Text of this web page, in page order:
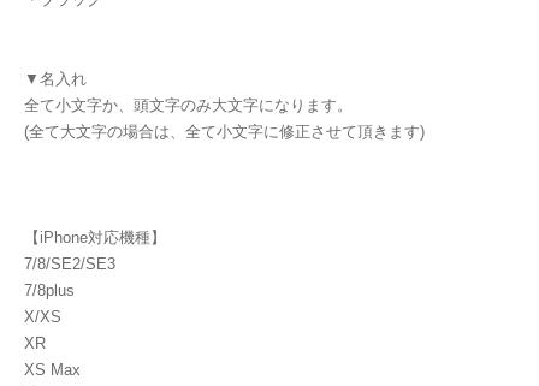
▼名入れ
全て小文字か、頭文字のみ大文字になります。
(全て大文字の場合は、全て小文字に修正させて頂きます)
【iPhone対応機種】
7/8/SE2/SE3
7/8plus
X/XS
XR
XS Max